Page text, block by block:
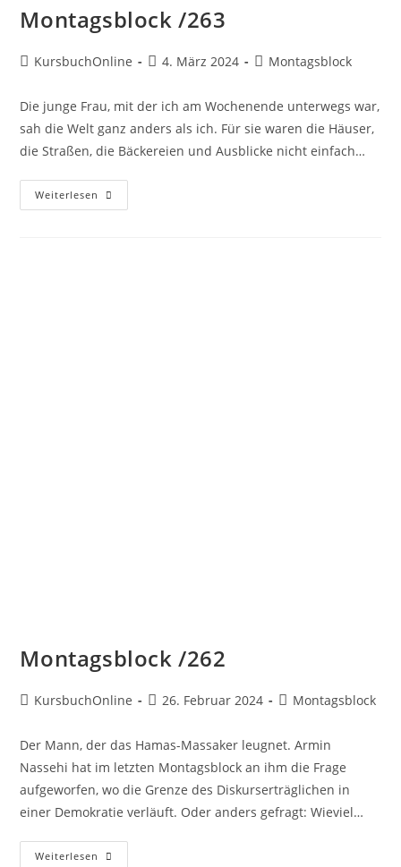
Montagsblock /263
KursbuchOnline 4. März 2024 Montagsblock
Die junge Frau, mit der ich am Wochenende unterwegs war,
sah die Welt ganz anders als ich. Für sie waren die Häuser,
die Straßen, die Bäckereien und Ausblicke nicht einfach…
Weiterlesen
Montagsblock /262
KursbuchOnline 26. Februar 2024 Montagsblock
Der Mann, der das Hamas-Massaker leugnet. Armin
Nassehi hat im letzten Montagsblock an ihm die Frage
aufgeworfen, wo die Grenze des Diskurserträglichen in
einer Demokratie verläuft. Oder anders gefragt: Wieviel…
Weiterlesen